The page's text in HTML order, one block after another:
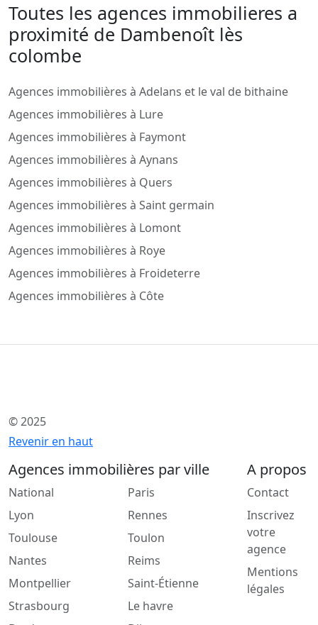
Toutes les agences immobilieres a
proximité de Dambenoît lès
colombe
Agences immobilières à Adelans et le val de bithaine
Agences immobilières à Lure
Agences immobilières à Faymont
Agences immobilières à Aynans
Agences immobilières à Quers
Agences immobilières à Saint germain
Agences immobilières à Lomont
Agences immobilières à Roye
Agences immobilières à Froideterre
Agences immobilières à Côte
© 2025
Revenir en haut
Agences immobilières par ville
National
Lyon
Toulouse
Nantes
Montpellier
Strasbourg
Paris
Rennes
Toulon
Reims
Saint-Étienne
Le havre
A propos
Contact
Inscrivez
votre
agence
Mentions
légales